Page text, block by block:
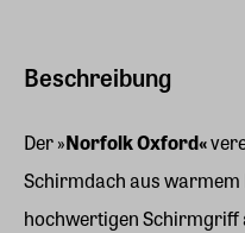
Beschreibung
Der »Norfolk Oxford«
Schirmdach aus warmem
hochwertigen Schirmgriff